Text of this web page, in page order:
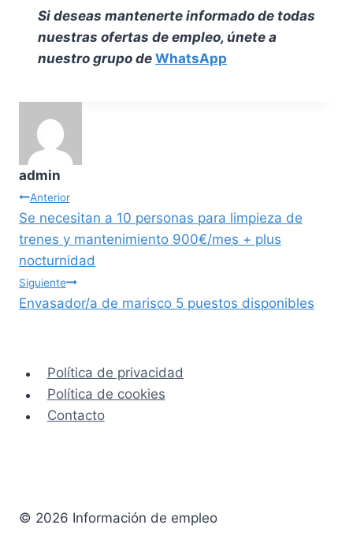
Si deseas mantenerte informado de todas
nuestras ofertas de empleo, únete a
nuestro grupo de WhatsApp
admin
Navegación
de
entradas
Anterior
Se necesitan a 10 personas para limpieza de
trenes y mantenimiento 900€/mes + plus
nocturnidad
Siguiente
Envasador/a de marisco 5 puestos disponibles
Política de privacidad
Política de cookies
Contacto
© 2026 Información de empleo